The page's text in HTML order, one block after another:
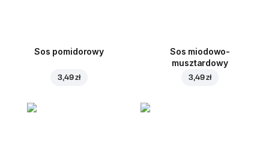
Sos pomidorowy
3,49 zł
Sos miodowo-
musztardowy
3,49 zł